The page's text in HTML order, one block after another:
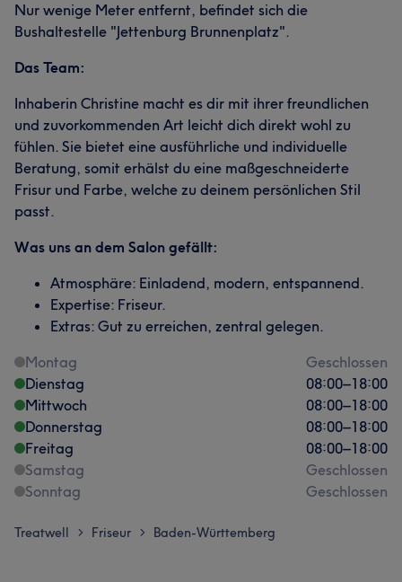
Nur wenige Meter entfernt, befindet sich die
Bushaltestelle "Jettenburg Brunnenplatz".
Das Team:
Inhaberin Christine macht es dir mit ihrer freundlichen
und zuvorkommenden Art leicht dich direkt wohl zu
fühlen. Sie bietet eine ausführliche und individuelle
Beratung, somit erhälst du eine maßgeschneiderte
Frisur und Farbe, welche zu deinem persönlichen Stil
passt.
Was uns an dem Salon gefällt:
Atmosphäre: Einladend, modern, entspannend.
Expertise: Friseur.
Extras: Gut zu erreichen, zentral gelegen.
Montag
Geschlossen
Dienstag
08:00–18:00
Mittwoch
08:00–18:00
Donnerstag
08:00–18:00
Freitag
08:00–18:00
Samstag
Geschlossen
Sonntag
Geschlossen
Treatwell > Friseur > Baden-Württemberg